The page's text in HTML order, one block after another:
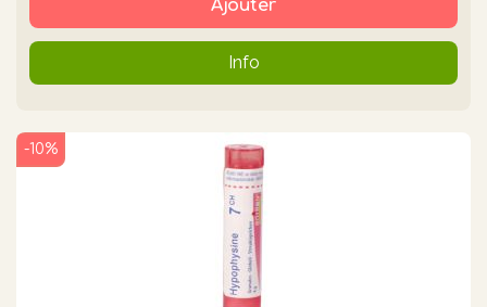
Ajouter
Info
-10%